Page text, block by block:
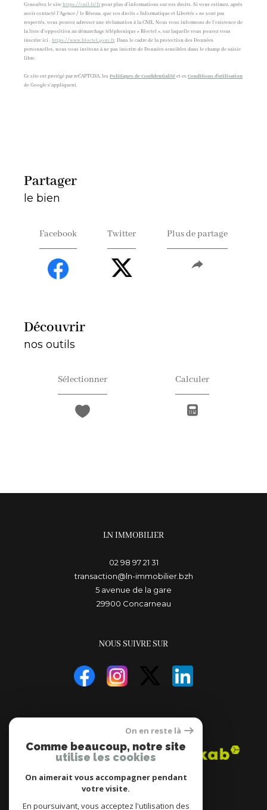
Consultez le sitehttps://cnil.fr/frpour plus d’informations sur vos droits. Si vous estimez, après
avoir contacté l'Agence / le Réseau, que vos droits « Informatique et Libertés » ne sont pas
respectés, vous pouvez adresser une réclamation à la CNIL. Nous vous informons de l’existence de
la liste d'opposition au démarchage téléphonique « Bloctel », sur laquelle vous pouvez vous
inscrire ici :https://www.bloctel.gouv.fr. Dans le cadre de la protection des Données
personnelles, nous vous invitons à ne pas inscrire de Données sensibles dans le champ de saisie
libre.
Ce site est protégé par reCAPTCHA, les Politiques de Confidentialitéet es Conditions d'utilisation
de Google s'appliquent.
partager
le bien
Facebook Twitter Plus de partage
découvrir
nos outils
Sélectionner Calculer
LN IMMOBILIER
02 98 97 21 31
transaction@ln-immobilier.bzh
5 avenue de la gare
29900
concarneau
NOUS SUIVRE SUR
ADHÉRENTS
On en reste là
Comme beaucoup, notre site
utilise les cookies
On aimerait vous accompagner pendant
votre visite.
En poursuivant, vous acceptez l'utilisation des